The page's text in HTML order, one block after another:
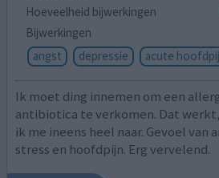
Hoeveelheid bijwerkingen
Bijwerkingen
angst
depressie acute
Ik moet ding innemen om een
antibiotica te verkomen. Dat
ik me ineens heel naar. Gevoel van
stress en hoofdpijn. Erg vervelend.